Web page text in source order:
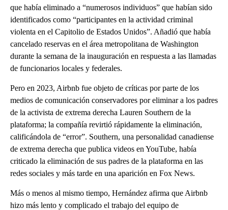
que había eliminado a “numerosos individuos” que habían sido
identificados como “participantes en la actividad criminal
violenta en el Capitolio de Estados Unidos”. Añadió que había
cancelado reservas en el área metropolitana de Washington
durante la semana de la inauguración en respuesta a las llamadas
de funcionarios locales y federales.
Pero en 2023, Airbnb fue objeto de críticas por parte de los
medios de comunicación conservadores por eliminar a los padres
de la activista de extrema derecha Lauren Southern de la
plataforma; la compañía revirtió rápidamente la eliminación,
calificándola de “error”. Southern, una personalidad canadiense
de extrema derecha que publica videos en YouTube, había
criticado la eliminación de sus padres de la plataforma en las
redes sociales y más tarde en una aparición en Fox News.
Más o menos al mismo tiempo, Hernández afirma que Airbnb
hizo más lento y complicado el trabajo del equipo de